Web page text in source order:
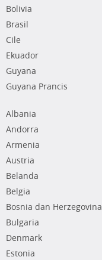
Bolivia
Brasil
Cile
Ekuador
Guyana
Guyana Prancis
Albania
Andorra
Armenia
Austria
Belanda
Belgia
Bosnia dan Herzegovina
Bulgaria
Denmark
Estonia